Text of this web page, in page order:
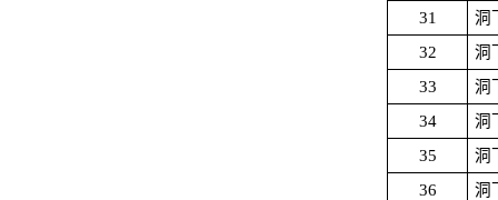
31
洞
32
洞
33
洞
34
洞
35
洞
36
洞